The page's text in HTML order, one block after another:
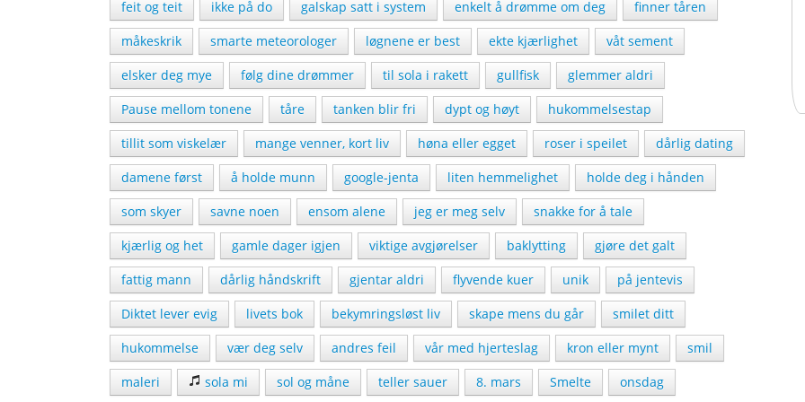
feit og teit ikke på do galskap satt i system enkelt å drømme om deg
finner tåren
måkeskrik
smarte meteorologer løgnene er best ekte kjærlighet
våt sement
elsker deg mye
følg dine drømmer til sola i rakett gullfisk
glemmer aldri
Pause mellom tonene
tåre tanken blir fri dypt og høyt
hukommelsestap
tillit som viskelær
mange venner, kort liv høna eller egget roser i speilet
dårlig dating
damene først
å holde munn google-jenta liten hemmelighet
holde deg i hånden
som skyer
savne noen ensom alene jeg er meg selv
snakke for å tale
kjærlig og het
gamle dager igjen viktige avgjørelser baklytting
gjøre det galt
fattig mann
dårlig håndskrift gjentar aldri flyvende kuer unik
på jentevis
Diktet lever evig
livets bok bekymringsløst liv skape mens du går
smilet ditt
hukommelse
vær deg selv andres feil vår med hjerteslag kron eller mynt
smil
maleri
sola mi sol og måne teller sauer 8. mars Smelte onsdag